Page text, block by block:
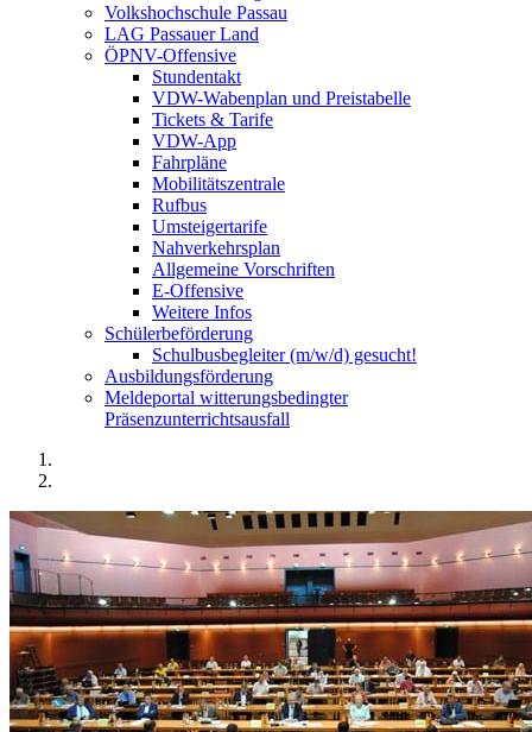
Volkshochschule Passau
LAG Passauer Land
ÖPNV-Offensive
Stundentakt
VDW-Wabenplan und Preistabelle
Tickets & Tarife
VDW-App
Fahrpläne
Mobilitätszentrale
Rufbus
Umsteigertarife
Nahverkehrsplan
Allgemeine Vorschriften
E-Offensive
Weitere Infos
Schülerbeförderung
Schulbusbegleiter (m/w/d) gesucht!
Ausbildungsförderung
Meldeportal witterungsbedingter
Präsenzunterrichtsausfall